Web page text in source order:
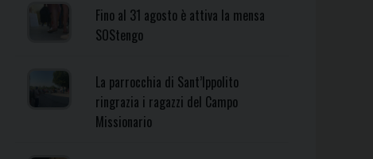
Fino al 31 agosto è attiva la mensa
SOStengo
La parrocchia di Sant’Ippolito
ringrazia i ragazzi del Campo
Missionario